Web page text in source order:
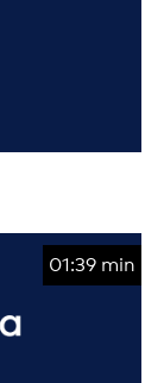
01:39 min